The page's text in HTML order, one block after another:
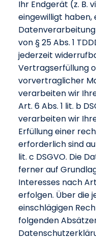
Ihr Endgerät (z. B.
eingewilligt haben,
von § 25 Abs. 1
jederzeit
Vertragserfüllung
vorvertraglicher
verarbeiten wir
Art. 6 Abs. 1 lit. b
verarbeiten wir
Erfüllung einer
erforderlich sind
lit. c DSGVO. Die
ferner auf
Interesses nach
erfolgen. Über die
einschlägigen
folgenden